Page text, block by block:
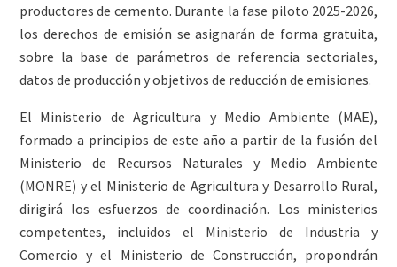
productores de cemento. Durante la fase piloto 2025-2026,
los derechos de emisión se asignarán de forma gratuita,
sobre la base de parámetros de referencia sectoriales,
datos de producción y objetivos de reducción de emisiones.
El Ministerio de Agricultura y Medio Ambiente (MAE),
formado a principios de este año a partir de la fusión del
Ministerio de Recursos Naturales y Medio Ambiente
(MONRE) y el Ministerio de Agricultura y Desarrollo Rural,
dirigirá los esfuerzos de coordinación. Los ministerios
competentes, incluidos el Ministerio de Industria y
Comercio y el Ministerio de Construcción, propondrán